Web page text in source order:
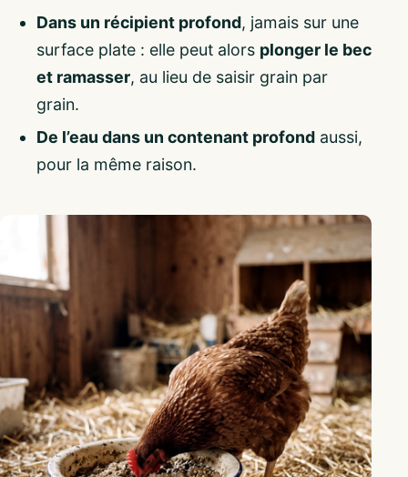
Dans un récipient profond, jamais sur une
surface plate : elle peut alors plonger le bec
et ramasser, au lieu de saisir grain par
grain.
De l’eau dans un contenant profond aussi,
pour la même raison.